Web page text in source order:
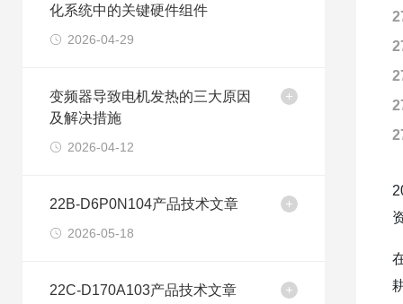
化系统中的关键硬件组件
2026-04-29
变频器导致电机发热的三大原因
及解决措施
2026-04-12
22B-D6P0N104产品技术文章
2026-05-18
22C-D170A103产品技术文章